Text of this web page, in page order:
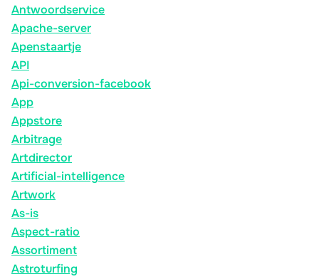
Antwoordservice
Apache-server
Apenstaartje
API
Api-conversion-facebook
App
Appstore
Arbitrage
Artdirector
Artificial-intelligence
Artwork
As-is
Aspect-ratio
Assortiment
Astroturfing